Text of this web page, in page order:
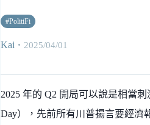
#PolitiFi
Kai ・ 2025/04/01
2025 年的 Q2 開局可以說是相當
Day），先前所有川普揚言要經濟